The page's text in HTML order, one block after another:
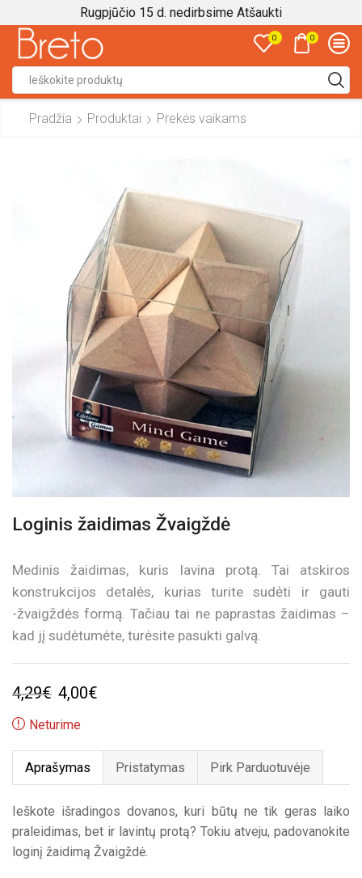
Rugpjūčio 15 d. nedirbsime Atšaukti
0 0
input
Pradžia Produktai Prekės vaikams
Loginis žaidimas Žvaigždė
Medinis žaidimas, kuris lavina protą. Tai atskiros
konstrukcijos detalės, kurias turite sudėti ir gauti
-žvaigždės formą. Tačiau tai ne paprastas žaidimas –
kad jį sudėtumėte, turėsite pasukti galvą.
4,29€ Original
price
4,29€.
4,00€
4,00€.
Neturime
Aprašymas Pristatymas Pirk Parduotuvėje
Ieškote išradingos dovanos, kuri būtų ne tik geras laiko
praleidimas, bet ir lavintų protą? Tokiu atveju, padovanokite
loginį žaidimą Žvaigždė.